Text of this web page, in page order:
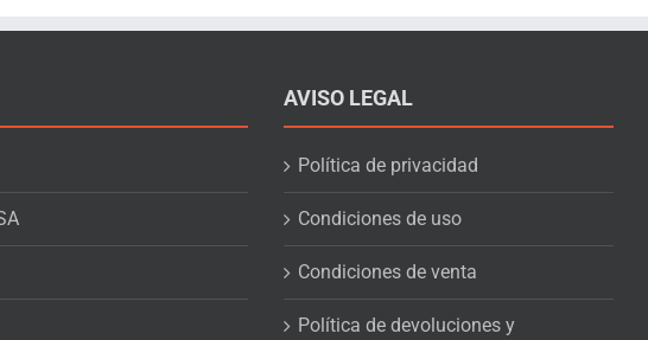
AVISO LEGAL
Política de privacidad
Condiciones de uso
Condiciones de venta
Política de devoluciones y